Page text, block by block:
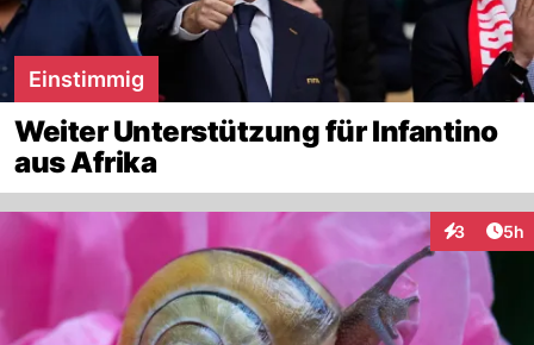
Einstimmig
Weiter Unterstützung für Infantino
aus Afrika
3 5h